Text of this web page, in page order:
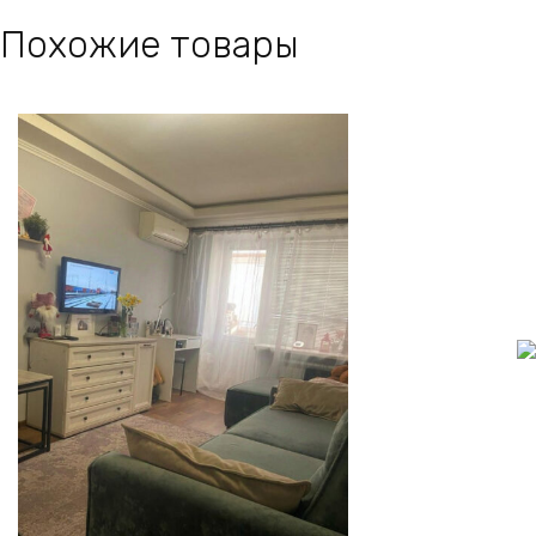
Похожие товары